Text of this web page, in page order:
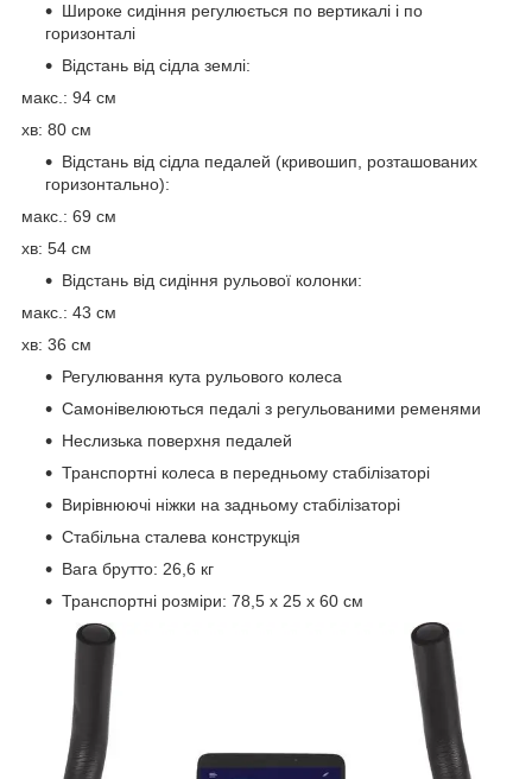
Широке сидіння регулюється по вертикалі і по
горизонталі
Відстань від сідла землі:
макс.: 94 см
хв: 80 см
Відстань від сідла педалей (кривошип, розташованих
горизонтально):
макс.: 69 см
хв: 54 см
Відстань від сидіння рульової колонки:
макс.: 43 см
хв: 36 см
Регулювання кута рульового колеса
Самонівелюються педалі з регульованими ременями
Неслизька поверхня педалей
Транспортні колеса в передньому стабілізаторі
Вирівнюючі ніжки на задньому стабілізаторі
Стабільна сталева конструкція
Вага брутто: 26,6 кг
Транспортні розміри: 78,5 x 25 x 60 см